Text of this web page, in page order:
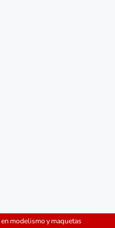
modelismo y maquetas